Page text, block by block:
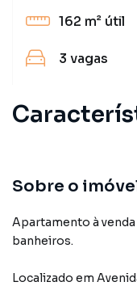
162 m² útil
3 vagas
Sobre o
Apartamento à venda
banheiros.
Localizado em